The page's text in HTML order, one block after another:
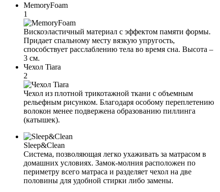
MemoryFoam
1
Вискоэластичный материал с эффектом памяти формы.
Придает спальному месту вязкую упругость,
способствует расслаблению тела во время сна. Высота –
3 см.
Чехол Tiara
2
Чехол из плотной трикотажной ткани с объемным
рельефным рисунком. Благодаря особому переплетению
волокон менее подвержена образованию пиллинга
(катышек).
Sleep&Clean
Система, позволяющая легко ухаживать за матрасом в
домашних условиях. Замок-молния расположен по
периметру всего матраса и разделяет чехол на две
половины для удобной стирки либо замены.